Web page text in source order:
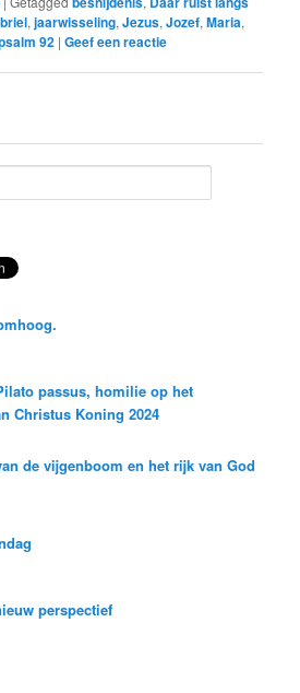
,jaarwisseling,Jezus,Jozef,Maria,
92 |Geef een reactie
passus, homilie op het
Christus Koning 2024
de vijgenboom en het rijk van God
perspectief